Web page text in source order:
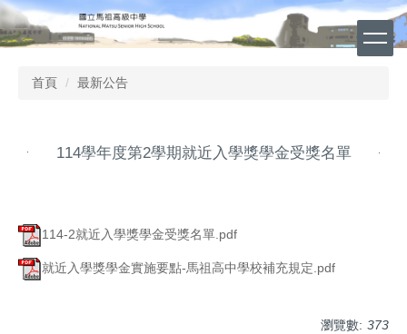
跳
到
主
首頁 最新公告
114學年度第2學期就近入學獎學金受獎名單
114-2就近入學獎學金受獎名單.pdf
就近入學獎學金實施要點-馬祖高中學校補充規定.pdf
瀏覽數: 373